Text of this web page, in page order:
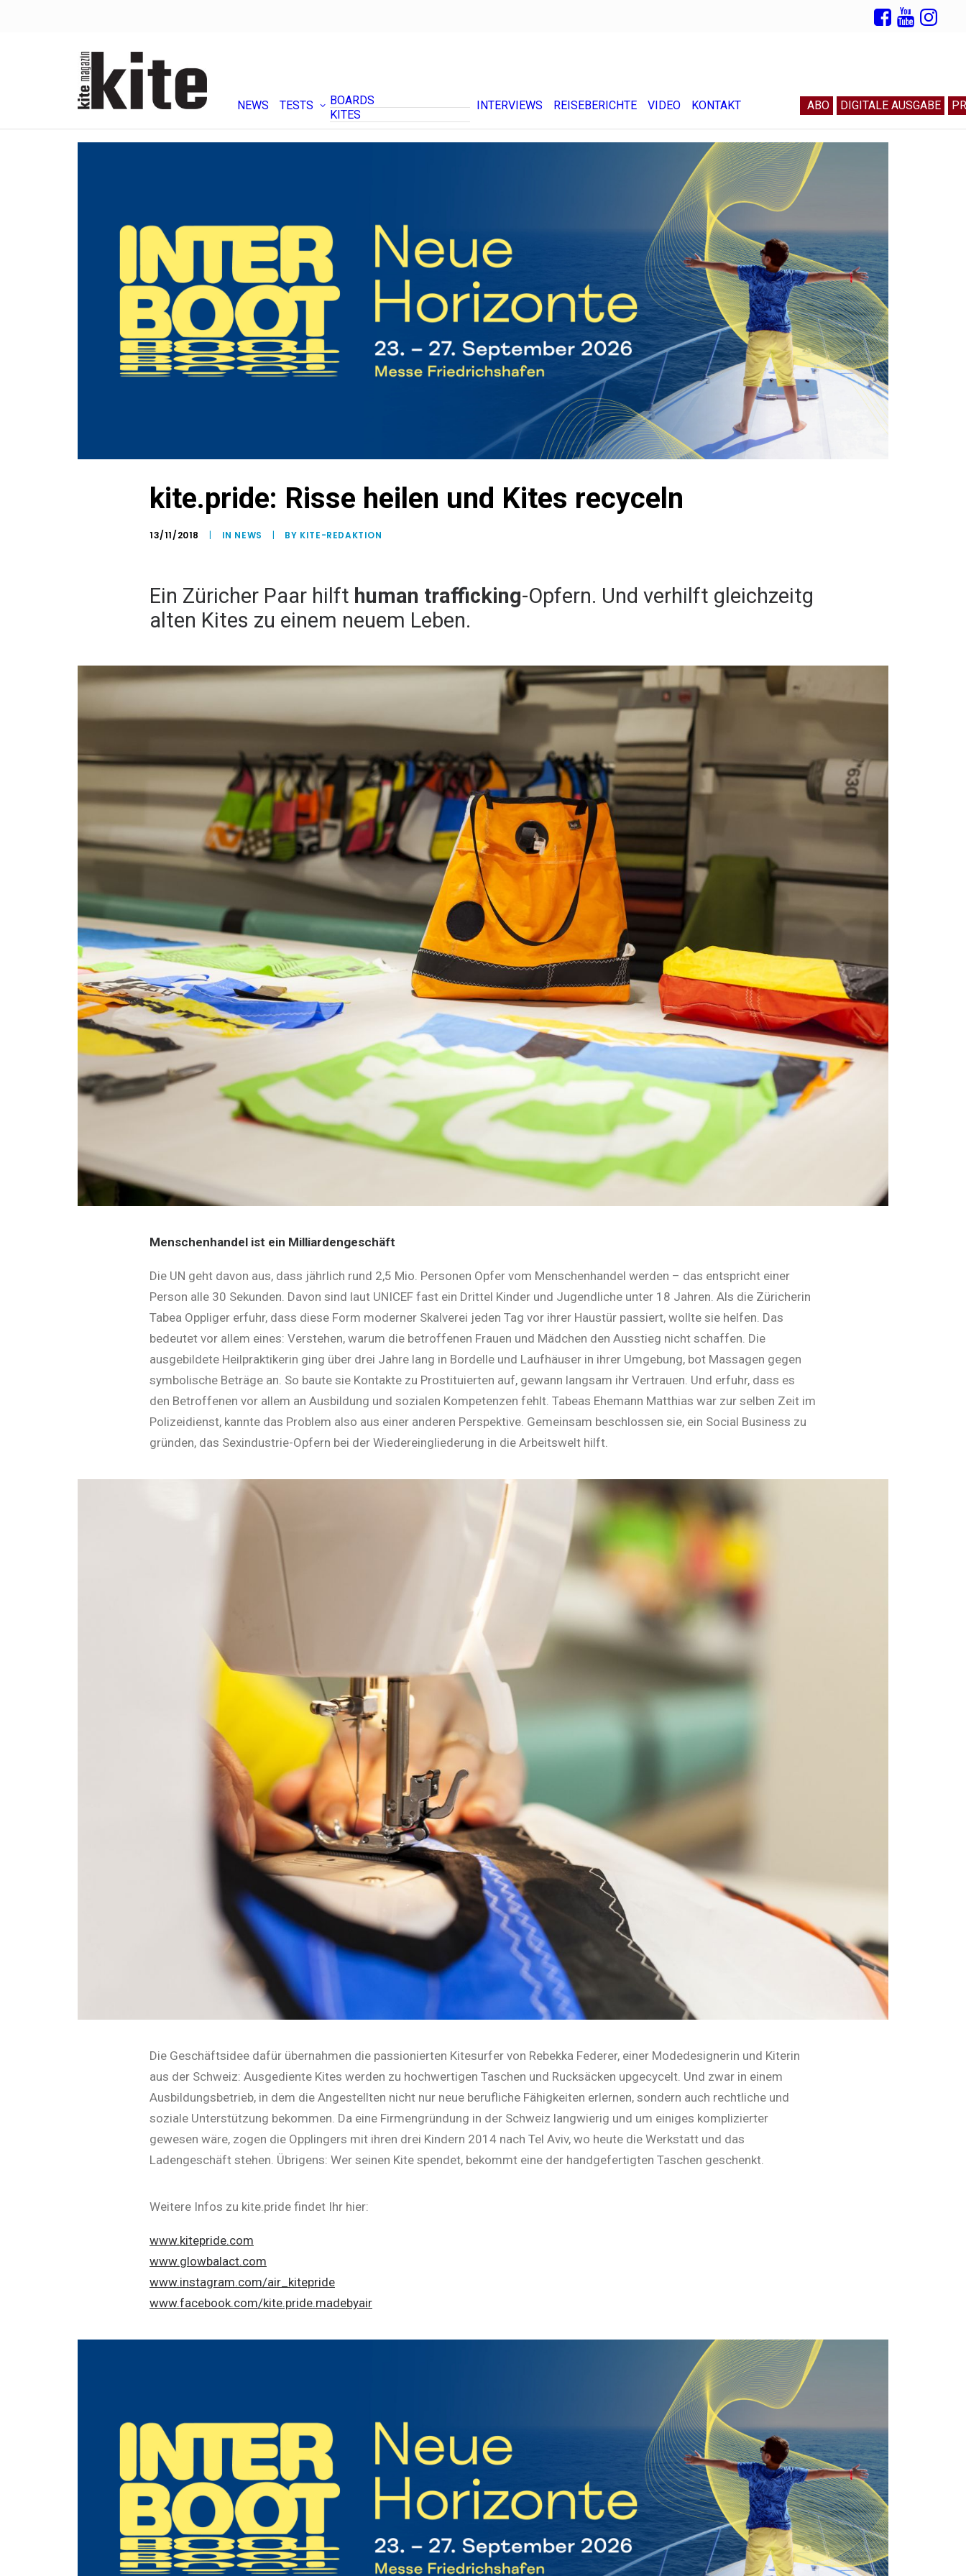
NEWS TESTS
BOARDS
KITES
INTERVIEWS REISEBERICHTE VIDEO KONTAKT ABO DIGITALE AUSGABE
kite.pride: Risse heilen und Kites recyceln
13/11/2018 | IN NEWS | BY KITE-REDAKTION
Ein Züricher Paar hilft human trafficking-Opfern. Und verhilft gleichzeitg
alten Kites zu einem neuem Leben.
Menschenhandel ist ein Milliardengeschäft
Die UN geht davon aus, dass jährlich rund 2,5 Mio. Personen Opfer vom Menschenhandel werden – das entspricht einer
Person alle 30 Sekunden. Davon sind laut UNICEF fast ein Drittel Kinder und Jugendliche unter 18 Jahren. Als die Züricherin
Tabea Oppliger erfuhr, dass diese Form moderner Skalverei jeden Tag vor ihrer Haustür passiert, wollte sie helfen. Das
bedeutet vor allem eines: Verstehen, warum die betroffenen Frauen und Mädchen den Ausstieg nicht schaffen. Die
ausgebildete Heilpraktikerin ging über drei Jahre lang in Bordelle und Laufhäuser in ihrer Umgebung, bot Massagen gegen
symbolische Beträge an. So baute sie Kontakte zu Prostituierten auf, gewann langsam ihr Vertrauen. Und erfuhr, dass es
den Betroffenen vor allem an Ausbildung und sozialen Kompetenzen fehlt. Tabeas Ehemann Matthias war zur selben Zeit im
Polizeidienst, kannte das Problem also aus einer anderen Perspektive. Gemeinsam beschlossen sie, ein Social Business zu
gründen, das Sexindustrie-Opfern bei der Wiedereingliederung in die Arbeitswelt hilft.
Die Geschäftsidee dafür übernahmen die passionierten Kitesurfer von Rebekka Federer, einer Modedesignerin und Kiterin
aus der Schweiz: Ausgediente Kites werden zu hochwertigen Taschen und Rucksäcken upgecycelt. Und zwar in einem
Ausbildungsbetrieb, in dem die Angestellten nicht nur neue berufliche Fähigkeiten erlernen, sondern auch rechtliche und
soziale Unterstützung bekommen. Da eine Firmengründung in der Schweiz langwierig und um einiges komplizierter
gewesen wäre, zogen die Opplingers mit ihren drei Kindern 2014 nach Tel Aviv, wo heute die Werkstatt und das
Ladengeschäft stehen. Übrigens: Wer seinen Kite spendet, bekommt eine der handgefertigten Taschen geschenkt.
Weitere Infos zu kite.pride findet Ihr hier:
www.kitepride.com
www.glowbalact.com
www.instagram.com/air_kitepride
www.facebook.com/kite.pride.madebyair